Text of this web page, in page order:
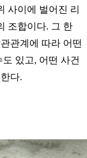
사이에 벌어진 리
조합이다. 그 한
관계에 따라 어떤
있고, 어떤 사건
다.